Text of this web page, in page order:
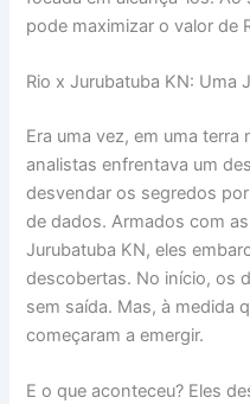
pode maximizar o valor de
Rio x Jurubatuba KN: Uma
Era uma vez, em uma
analistas enfrentava um
desvendar os segredos
de dados. Armados com
Jurubatuba KN, eles
descobertas. No início, os
sem saída. Mas, à medida
começaram a emergir.
E o que aconteceu? Eles